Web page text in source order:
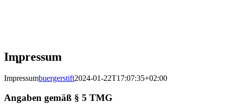
Impressum
Impressumbuergerstift2024-01-22T17:07:35+02:00
Angaben gemäß § 5 TMG